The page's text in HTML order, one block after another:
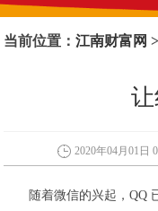
当前位置：江南财富网 >
2020年04月01日
随着微信的兴起，QQ